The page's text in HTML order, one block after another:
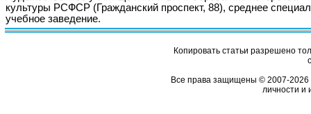
культуры РСФСР (Гражданский проспект, 88), среднее
учебное заведение.
Копировать статьи разрешено
Все права защищены © 2007-2026
личности и